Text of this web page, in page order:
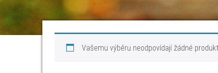
Vašemu výběru neodpovídají žádné